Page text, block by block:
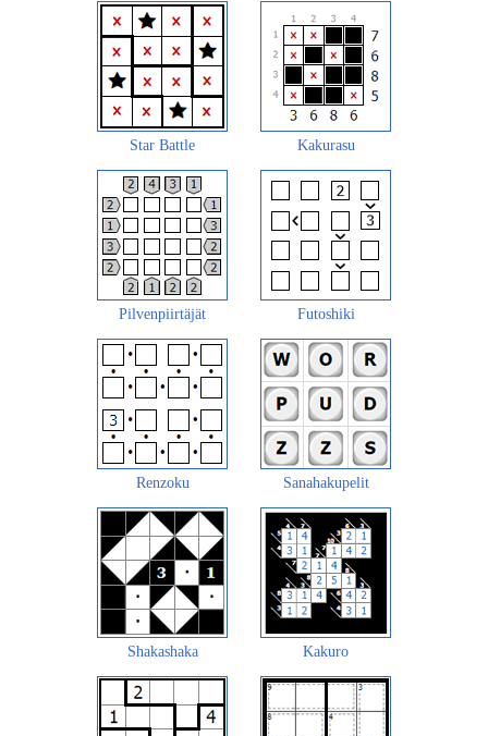
Star Battle Kakurasu
Pilvenpiirtäjät Futoshiki
Renzoku Sanahakupelit
Shakashaka Kakuro